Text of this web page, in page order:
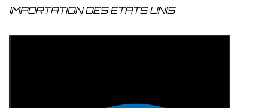
IMPORTATION DES ETATS UNIS